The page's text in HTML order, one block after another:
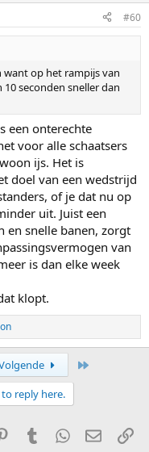
#60
want op het rampijs van
seconden sneller dan
een onterechte
voor alle schaatsers
ijs. Het is
doel van een wedstrijd
of je dat nu op
uit. Juist een
en snelle banen, zorgt
van
is dan elke week
klopt.
reply here.
PinterestTumblrWhatsApp
E-mail